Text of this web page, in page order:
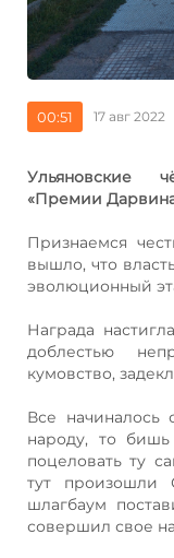
00:51 17 авг 2022
Ульяновские
«Премии
Признаемся
вышло, что
эволюционный
Награда
доблестью
кумовство,
Все начиналось
народу, то бишь
поцеловать ту
тут произошли
шлагбаум
совершил свое